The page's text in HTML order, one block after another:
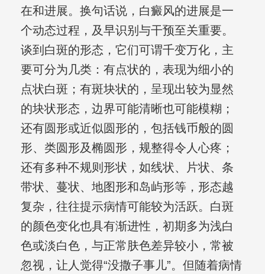
在和进展。换句话说，白癜风的进展是一
个动态过程，及早识别与干预至关重要。
谈到白斑的形态，它们可谓千变万化，主
要可分为几类：有点状的，表现为细小的
点状白斑；有斑块状的，呈现出较为显然
的块状形态，边界可能清晰也可能模糊；
还有圆形或近似圆形的，包括钱币般的圆
形、类圆形及椭圆形，规整得令人心疼；
还有多种不规则形状，如线状、片状、条
带状、蔓状、地图形和岛屿形等，形态越
复杂，往往提示病情可能较为活跃。白斑
的颜色变化也具有渐进性，初期多为浅白
色或淡白色，与正常肤色差异较小，常被
忽视，让人觉得“没撒子事儿”。但随着病情